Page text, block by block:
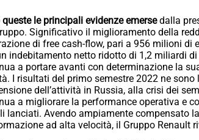
queste le principali evidenze emersedalla
Significativo il miglioramento della
di free cash-flow, pari a 956 milioni
indebitamento netto ridotto di 1,2 miliardi
a portare avanti con determinazione la
I risultati del primo semestre 2022 ne
dell’attività in Russia, alla crisi dei
a migliorare la performance operativa e
lanciati. Avendo ampiamente compensato
ad alta velocità, il Gruppo Renault